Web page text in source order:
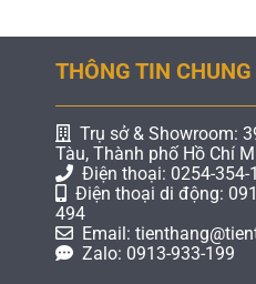
THÔNG TIN CHUNG
Trụ sở & Showroom:
Tàu, Thành phố Hồ Chí
Điện thoại: 0254-354-
Điện thoại di động:
494
Email:
Zalo: 0913-933-199